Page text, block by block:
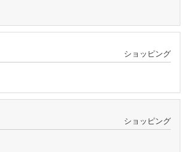
ショッピング
ショッピング